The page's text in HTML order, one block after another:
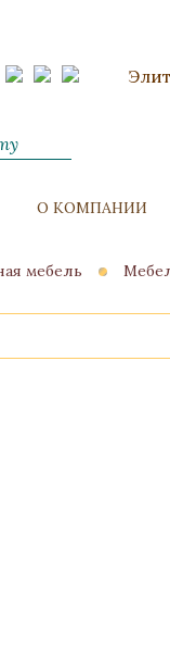
О КОМПАНИИ
мебель